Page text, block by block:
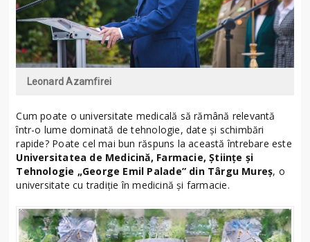
Leonard Azamfirei
Cum poate o universitate medicală să rămână relevantă
într-o lume dominată de tehnologie, date și schimbări
rapide? Poate cel mai bun răspuns la această întrebare este
Universitatea de Medicină, Farmacie, Științe și
Tehnologie „George Emil Palade” din Târgu Mureș, o
universitate cu tradiție în medicină și farmacie.